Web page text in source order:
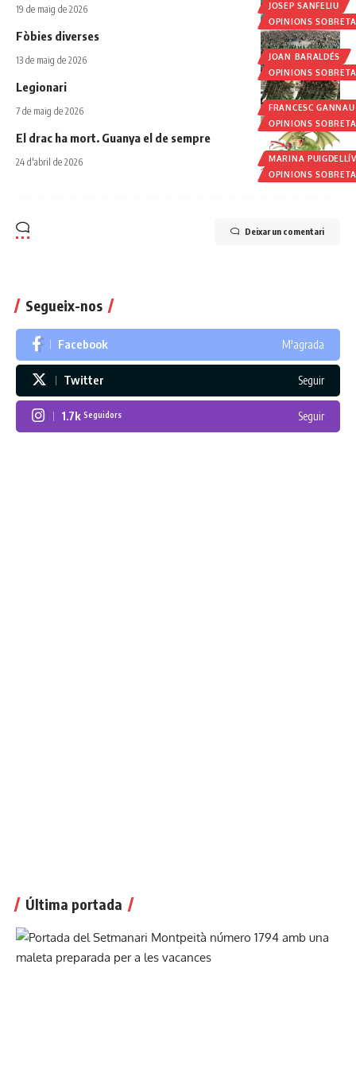
JOSEP SANFELIU
OPINIONS
19 de maig de 2026
JOAN BARALDÉS
OPINIONS
Fòbies diverses
13 de maig de 2026
FRANCESC GANNAU
OPINIONS
Legionari
7 de maig de 2026
MARINA
OPINIONS
El drac ha mort. Guanya el de sempre
24 d'abril de 2026
Deixar un comentari
Segueix-nos
Facebook M'agrada
Twitter Seguir
1.7k Seguidors Seguir
Última portada